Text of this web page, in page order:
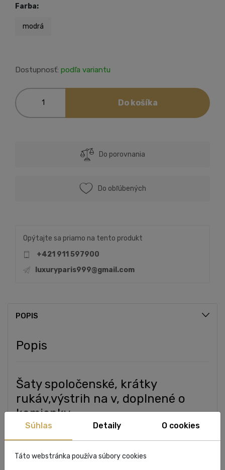
Dostupnosť: podľa variantu
Farba:
modrá
Do košíka
Do porovnania
Do obľúbených
Opýtajte sa priamo na tento produkt
+421 911 597900
luxuryparis999@gmail.com
POPIS
Popis
Šaty spoločenské, krátky
rukáv,výstrih na v, doplnené o
kamienky.
Súhlas Detaily O cookies
Táto webstránka používa súbory cookies